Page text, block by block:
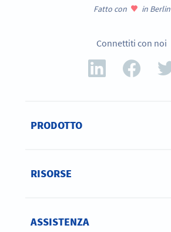
Fatto con in Berlin
Connettiti con noi
PRODOTTO
RISORSE
ASSISTENZA